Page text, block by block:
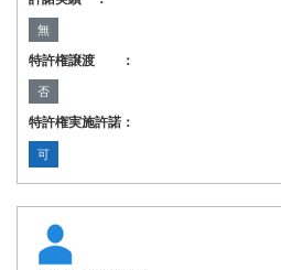
無
特許権譲渡 ：
否
特許権実施許諾：
可